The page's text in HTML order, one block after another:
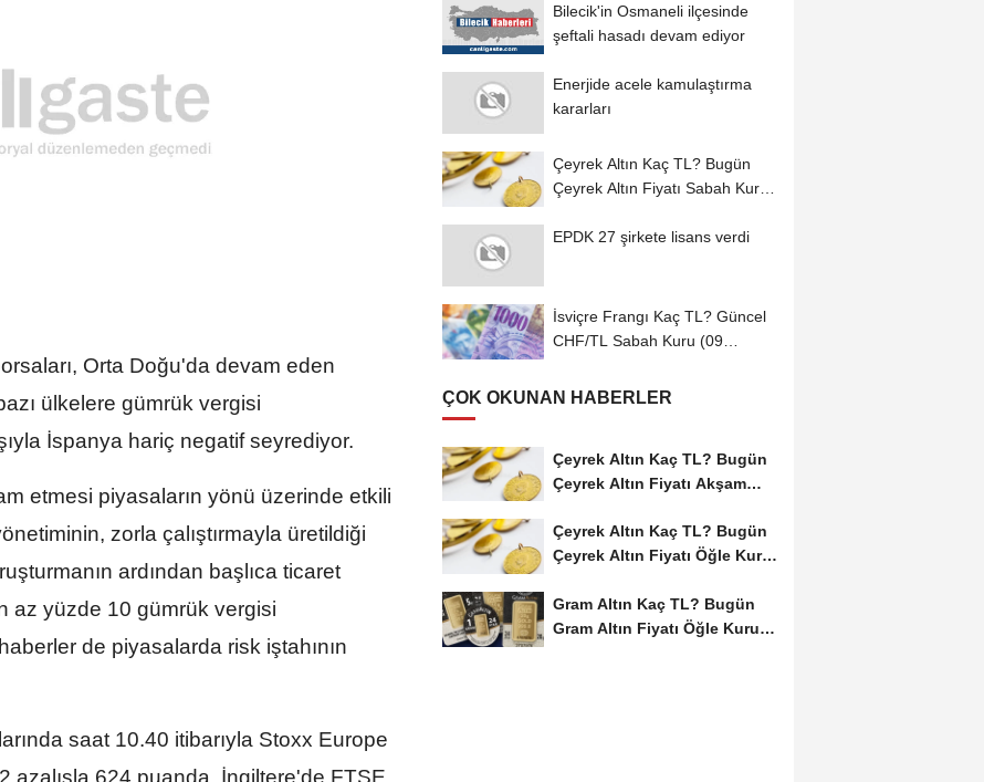
Orta Doğu'da devam eden
ülkelere gümrük vergisi
İspanya hariç negatif seyrediyor.
etmesi piyasaların yönü üzerinde etkili
zorla çalıştırmayla üretildiği
ardından başlıca ticaret
az yüzde 10 gümrük vergisi
de piyasalarda risk iştahının
saat 10.40 itibarıyla Stoxx Europe
azalışla 624 puanda, İngiltere'de FTSE
Bilecik'in Osmaneli ilçesinde
şeftali hasadı devam ediyor
Enerjide acele kamulaştırma
kararları
Çeyrek Altın Kaç TL? Bugün
Çeyrek Altın Fiyatı Sabah Kuru
EPDK 27 şirkete lisans verdi
İsviçre Frangı Kaç TL? Güncel
CHF/TL Sabah Kuru (09
ÇOK OKUNAN HABERLER
Çeyrek Altın Kaç TL? Bugün
Çeyrek Altın Fiyatı Akşam
Çeyrek Altın Kaç TL? Bugün
Çeyrek Altın Fiyatı Öğle Kuru
Gram Altın Kaç TL? Bugün
Gram Altın Fiyatı Öğle Kuru